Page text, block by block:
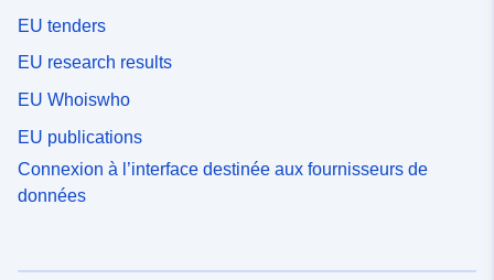
EU tenders
EU research results
EU Whoiswho
EU publications
Connexion à l’interface destinée aux fournisseurs de
données